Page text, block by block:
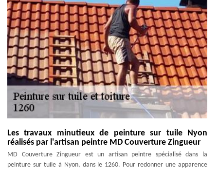
Les travaux minutieux de peinture sur tuile Nyon
réalisés par l'artisan peintre MD Couverture Zingueur
MD Couverture Zingueur est un artisan peintre spécialisé dans la
peinture sur tuile à Nyon, dans le 1260. Pour redonner une apparence